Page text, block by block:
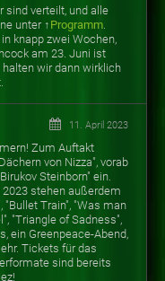
sind verteilt, und alle
unter ↑ Programm.
knapp zwei Wochen,
am 23. Juni ist
wir dann wirklich
11. April 2023
Zum Auftakt
von Nizza", vorab
Steinborn" ein.
stehen außerdem
"Bullet Train", "Was man
"Triangle of Sadness",
ein Greenpeace-Abend,
Tickets für das
sind bereits